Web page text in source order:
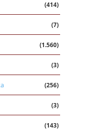
(414)
(7)
(1.560)
(3)
(256)
(3)
(143)